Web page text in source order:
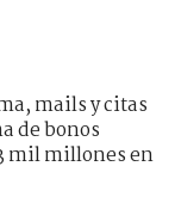
mails y citas
de bonos
mil millones en